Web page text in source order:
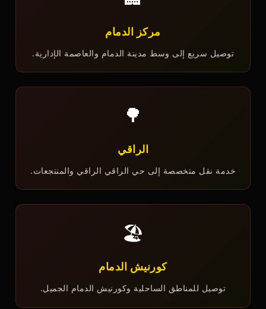
مركز الدمام
توصيل سريع إلى وسط مدينة الدمام والعاصمة الإدارية.
🌳
الراقي
خدمة نقل متخصصة إلى حي الراقي الراقي والمنتجعات.
🏖️
كورنيش الدمام
توصيل للمناطق الساحلية وكورنيش الدمام الجميل.